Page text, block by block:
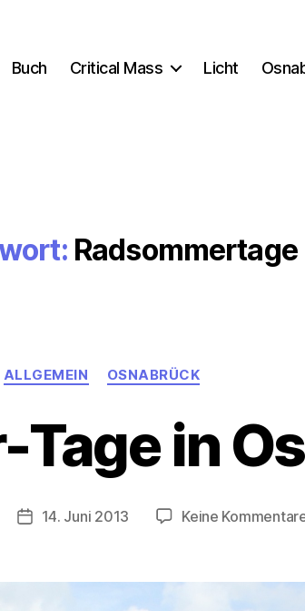
Buch Critical Mass Licht
Radsommertage
Kategorien
ALLGEMEIN OSNABRÜCK
Tage in
Beitragsdatum
14. Juni 2013 Keine